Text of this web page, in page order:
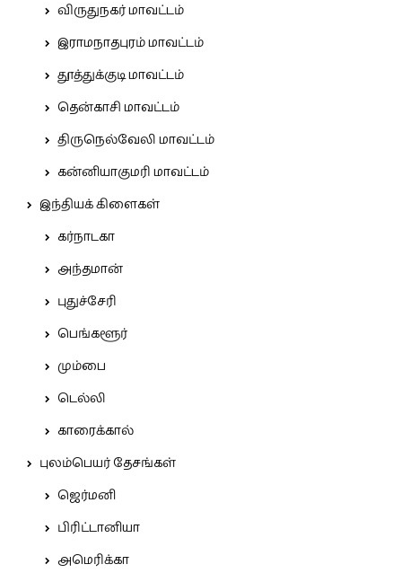
விருதுநகர் மாவட்டம்
இராமநாதபுரம் மாவட்டம்
தூத்துக்குடி மாவட்டம்
தென்காசி மாவட்டம்
திருநெல்வேலி மாவட்டம்
கன்னியாகுமரி மாவட்டம்
இந்தியக் கிளைகள்
கர்நாடகா
அந்தமான்
புதுச்சேரி
பெங்களூர்
மும்பை
டெல்லி
காரைக்கால்
புலம்பெயர் தேசங்கள்
ஜெர்மனி
பிரிட்டானியா
அமெரிக்கா